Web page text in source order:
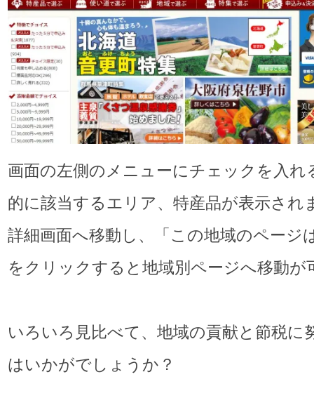
画面の左側のメニューにチェックを入れ
的に該当するエリア、特産品が表示され
詳細画面へ移動し、「この地域のページ
をクリックすると地域別ページへ移動が
いろいろ見比べて、地域の貢献と節税に
はいかがでしょうか？